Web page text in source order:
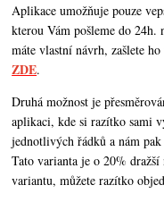
Aplikace umožňuje pouze
kterou Vám pošleme do 24h.
máte vlastní návrh,zašlete
ZDE.
Druhá možnost je
aplikaci, kde si razítko sami
jednotlivých řádků a nám
Tato varianta je o 20%
variantu, můžete razítko